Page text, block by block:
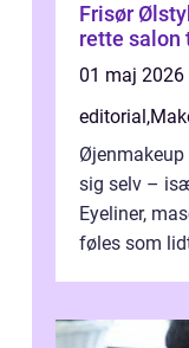
Frisør Ølstykke sådan
rette salon
01 maj 2026
editorial ,
sig selv –
Eyeliner,
føles som